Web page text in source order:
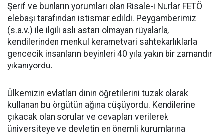
Şerif ve bunların yorumları olan Risale-i Nurlar FETÖ
elebaşı tarafından istismar edildi. Peygamberimiz
(s.a.v.) ile ilgili aslı astarı olmayan rüyalarla,
kendilerinden menkul kerametvari sahtekarlıklarla
gencecik insanların beyinleri 40 yıla yakın bir zamandır
yıkanıyordu.
Ülkemizin evlatları dinin öğretilerini tuzak olarak
kullanan bu örgütün ağına düşüyordu. Kendilerine
çıkacak olan sorular ve cevapları verilerek
üniversiteye ve devletin en önemli kurumlarına